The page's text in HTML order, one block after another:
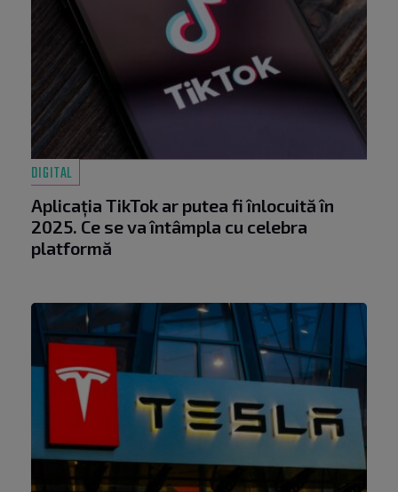
DIGITAL
Aplicația TikTok ar putea fi înlocuită în
2025. Ce se va întâmpla cu celebra
platformă